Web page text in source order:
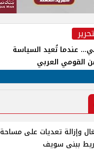
عندما تُعيد السياسة
القومي العربي
إشغال وإزالة تعديات على مساحة